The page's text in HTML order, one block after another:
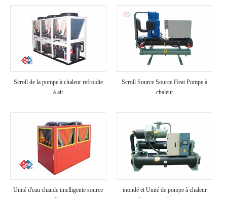
Scroll de la pompe à chaleur refroidie
à air
Scroll Source Source Heat Pompe à
chaleur
Unité d'eau chaude intelligente source
inondé et Unité de pompe à chaleur